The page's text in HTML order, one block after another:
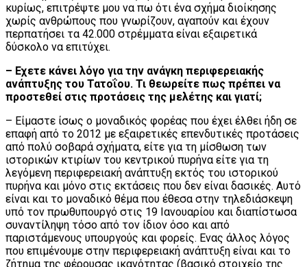
κυρίως, επιτρέψτε μου να πω ότι ένα σχήμα διοίκησης
χωρίς ανθρώπους που γνωρίζουν, αγαπούν και έχουν
περπατήσει τα 42.000 στρέμματα είναι εξαιρετικά
δύσκολο να επιτύχει.
– Eχετε κάνει λόγο για την ανάγκη περιφερειακής
ανάπτυξης του Τατοΐου. Τι θεωρείτε πως πρέπει να
προστεθεί στις προτάσεις της μελέτης και γιατί;
– Είμαστε ίσως ο μοναδικός φορέας που έχει έλθει ήδη σε
επαφή από το 2012 με εξαιρετικές επενδυτικές προτάσεις
από πολύ σοβαρά σχήματα, είτε για τη μίσθωση των
ιστορικών κτιρίων του κεντρικού πυρήνα είτε για τη
λεγόμενη περιφερειακή ανάπτυξη εκτός του ιστορικού
πυρήνα και μόνο στις εκτάσεις που δεν είναι δασικές. Αυτό
είναι και το μοναδικό θέμα που έθεσα στην τηλεδιάσκεψη
υπό τον πρωθυπουργό στις 19 Ιανουαρίου και διαπίστωσα
συναντίληψη τόσο από τον ίδιον όσο και από
παριστάμενους υπουργούς και φορείς. Ενας άλλος λόγος
που επιμένουμε στην περιφερειακή ανάπτυξη είναι και το
ζήτημα της φέρουσας ικανότητας (βασικό στοιχείο της